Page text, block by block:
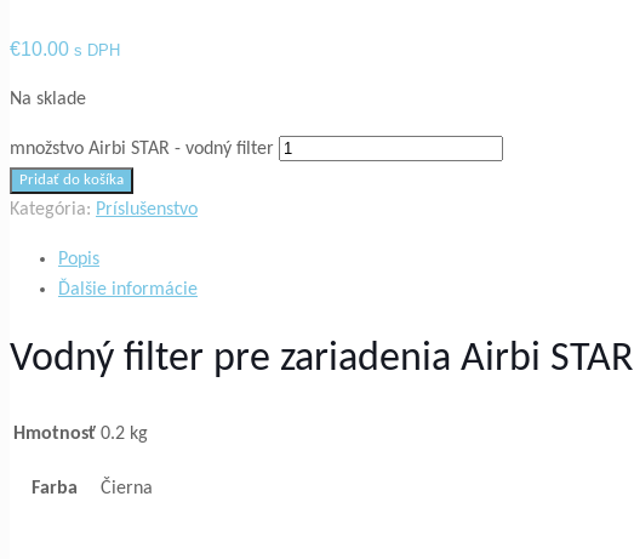
€10.00 s DPH
Na sklade
množstvo Airbi STAR - vodný filter
Pridať do košíka
Kategória: Príslušenstvo
Popis
Ďalšie informácie
Vodný filter pre zariadenia Airbi STAR
Hmotnosť 0.2 kg
Farba Čierna